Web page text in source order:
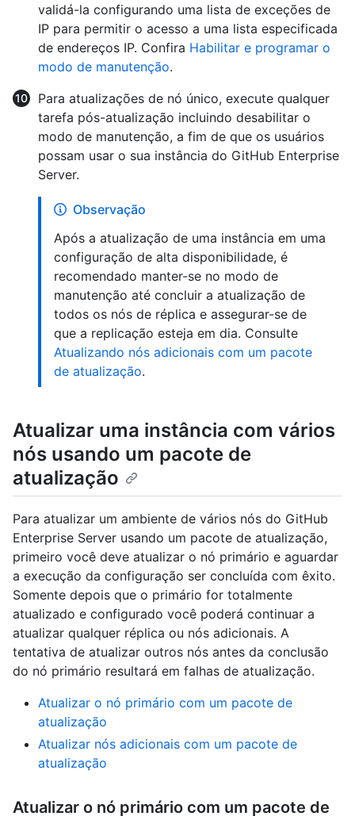
validá-la configurando uma lista de exceções de
IP para permitir o acesso a uma lista especificada
de endereços IP. Confira Habilitar e programar o
modo de manutenção.
Para atualizações de nó único, execute qualquer
tarefa pós-atualização incluindo desabilitar o
modo de manutenção, a fim de que os usuários
possam usar o sua instância do GitHub Enterprise
Server.
Observação
Após a atualização de uma instância em uma
configuração de alta disponibilidade, é
recomendado manter-se no modo de
manutenção até concluir a atualização de
todos os nós de réplica e assegurar-se de
que a replicação esteja em dia. Consulte
Atualizando nós adicionais com um pacote
de atualização.
Atualizar uma instância com vários
nós usando um pacote de
atualização
Para atualizar um ambiente de vários nós do GitHub
Enterprise Server usando um pacote de atualização,
primeiro você deve atualizar o nó primário e aguardar
a execução da configuração ser concluída com êxito.
Somente depois que o primário for totalmente
atualizado e configurado você poderá continuar a
atualizar qualquer réplica ou nós adicionais. A
tentativa de atualizar outros nós antes da conclusão
do nó primário resultará em falhas de atualização.
Atualizar o nó primário com um pacote de
atualização
Atualizar nós adicionais com um pacote de
atualização
Atualizar o nó primário com um pacote de